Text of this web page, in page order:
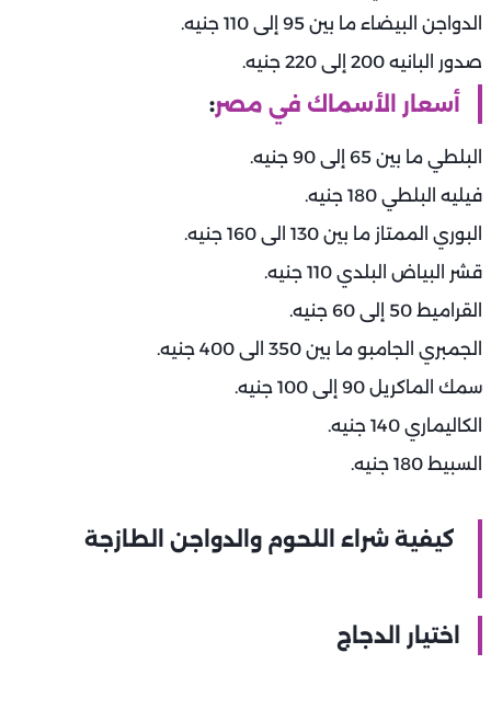
الدواجن البيضاء ما بين 95 إلى 110 جنيه.
صدور البانيه 200 إلى 220 جنيه.
أسعار الأسماك في مصر:
البلطي ما بين 65 إلى 90 جنيه.
فيليه البلطي 180 جنيه.
البوري الممتاز ما بين 130 الى 160 جنيه.
قشر البياض البلدي 110 جنيه.
القراميط 50 إلى 60 جنيه.
الجمبري الجامبو ما بين 350 الى 400 جنيه.
سمك الماكريل 90 إلى 100 جنيه.
الكاليماري 140 جنيه.
السبيط 180 جنيه.
كيفية شراء اللحوم والدواجن الطازجة
اختيار الدجاج